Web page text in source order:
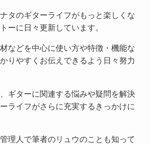
タのギターライフがもっと楽しくな
ーに日々更新しています。
などを中心に使い方や特徴・機能な
りやすくお伝えできるよう日々努力
ギターに関連する悩みや疑問を解決
ライフがさらに充実するきっかけに
理人で筆者のリュウのことも知って